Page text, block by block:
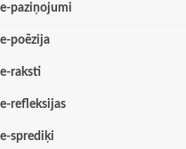
e-paziņojumi
e-poēzija
e-raksti
e-refleksijas
e-sprediķi